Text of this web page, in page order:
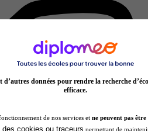
données pour rendre la recherche
efficace.
de nos services et ne peuvent pas être
des cookies ou traceurs permettant de